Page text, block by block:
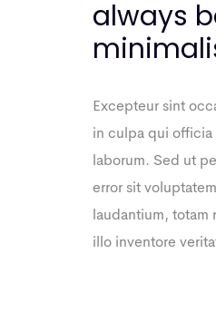
always
Excepteur sint
in culpa qui officia
laborum. Sed ut
error sit
laudantium, totam
illo inventore